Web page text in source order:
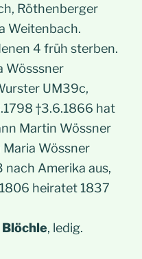
Röthenberger
Weitenbach.
4 früh sterben.
Wösssner
UM39c,
†3.6.1866 hat
Martin Wössner
Maria Wössner
Amerika aus,
heiratet 1837
Blöchle, ledig.